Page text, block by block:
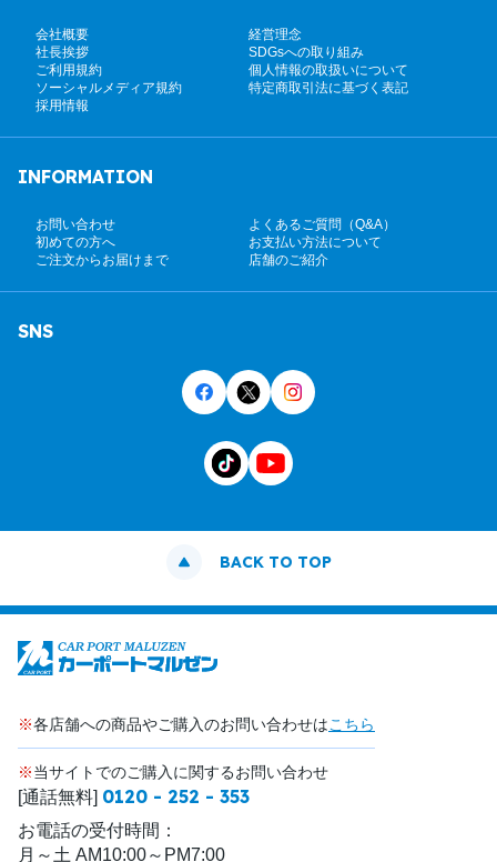
会社概要
経営理念
社長挨拶
SDGsへの取り組み
ご利用規約
個人情報の取扱いについて
ソーシャルメディア規約
特定商取引法に基づく表記
採用情報
INFORMATION
お問い合わせ
よくあるご質問（Q&A）
初めての方へ
お支払い方法について
ご注文からお届けまで
店舗のご紹介
SNS
BACK TO TOP
※各店舗への商品やご購入のお問い合わせはこちら
※当サイトでのご購入に関するお問い合わせ
[通話無料] 0120 - 252 - 353
お電話の受付時間：
月～土 AM10:00～PM7:00